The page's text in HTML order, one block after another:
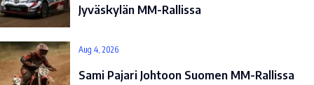
Jyväskylän MM-Rallissa
Aug 4, 2026
Sami Pajari Johtoon Suomen MM-Rallissa